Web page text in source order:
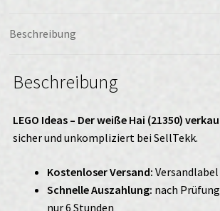
Beschreibung
Beschreibung
LEGO Ideas – Der weiße Hai (21350)
sicher und unkompliziert bei SellTekk.
Kostenloser Versand:
Schnelle Auszahlung: nach
nur 6 Stunden